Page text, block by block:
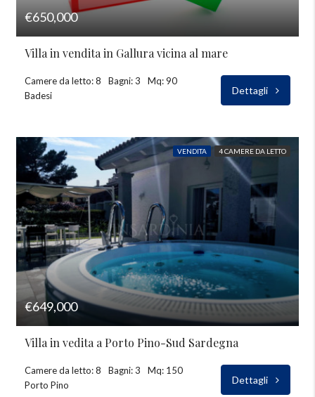
€650,000
Villa in vendita in Gallura vicina al mare
Camere da letto: 8 Bagni: 3
Mq: 90
Badesi
Dettagli
VENDITA 4 CAMERE DA LETTO
€649,000
Villa in vedita a Porto Pino-Sud Sardegna
Camere da letto: 8 Bagni: 3
Mq: 150
Porto Pino
Dettagli